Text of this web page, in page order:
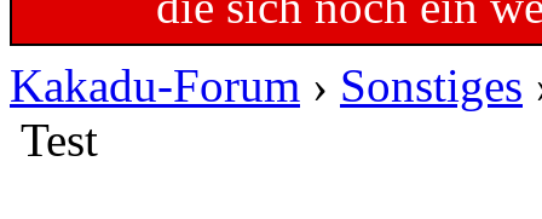
Kakadu-Forum › Sonstiges
Test